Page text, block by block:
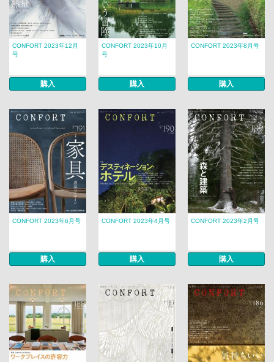
CONFORT 2023年12月
号
購入
CONFORT 2023年10月
号
購入
CONFORT 2023年8月号
購入
CONFORT 2023年6月号
購入
CONFORT 2023年4月号
購入
CONFORT 2023年2月号
購入